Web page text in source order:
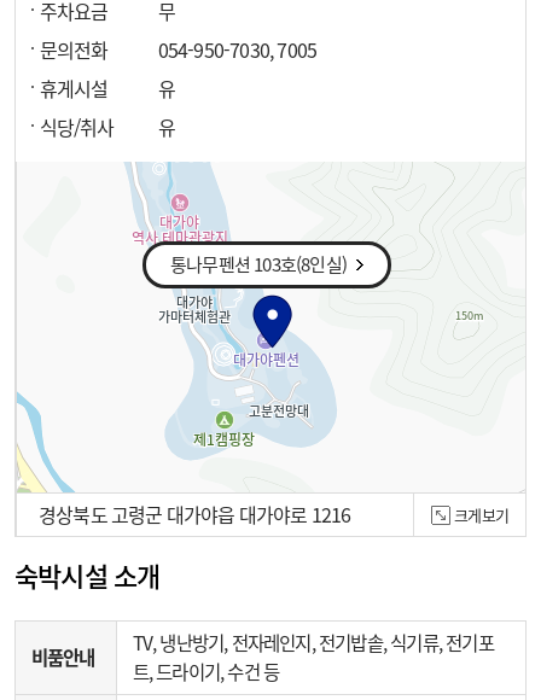
주차요금
무
문의전화
054-950-7030, 7005
휴게시설
유
식당/취사
유
통나무펜션 103호(8인실)
100m
경상북도 고령군 대가야읍 대가야로 1216 크게보기
숙박시설 소개
비품안내
TV, 냉난방기, 전자레인지, 전기밥솥, 식기류, 전기포
트, 드라이기, 수건 등